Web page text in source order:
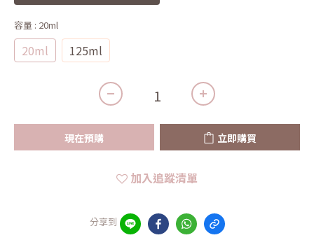
容量 : 20ml
20ml 125ml
現在預購 立即購買
加入追蹤清單
分享到